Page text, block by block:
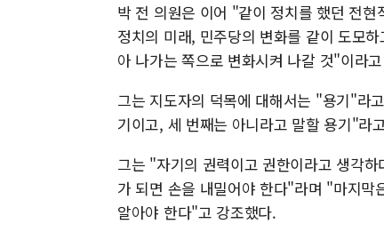
박 전 의원은 이어 "같이 정치를 했던 전
정치의 미래, 민주당의 변화를 같이 도모
아 나가는 쪽으로 변화시켜 나갈 것"이라
그는 지도자의 덕목에 대해서는 "용기"라
기이고, 세 번째는 아니라고 말할 용기"라
그는 "자기의 권력이고 권한이라고 생각
가 되면 손을 내밀어야 한다"라며 "마지막
알아야 한다"고 강조했다.